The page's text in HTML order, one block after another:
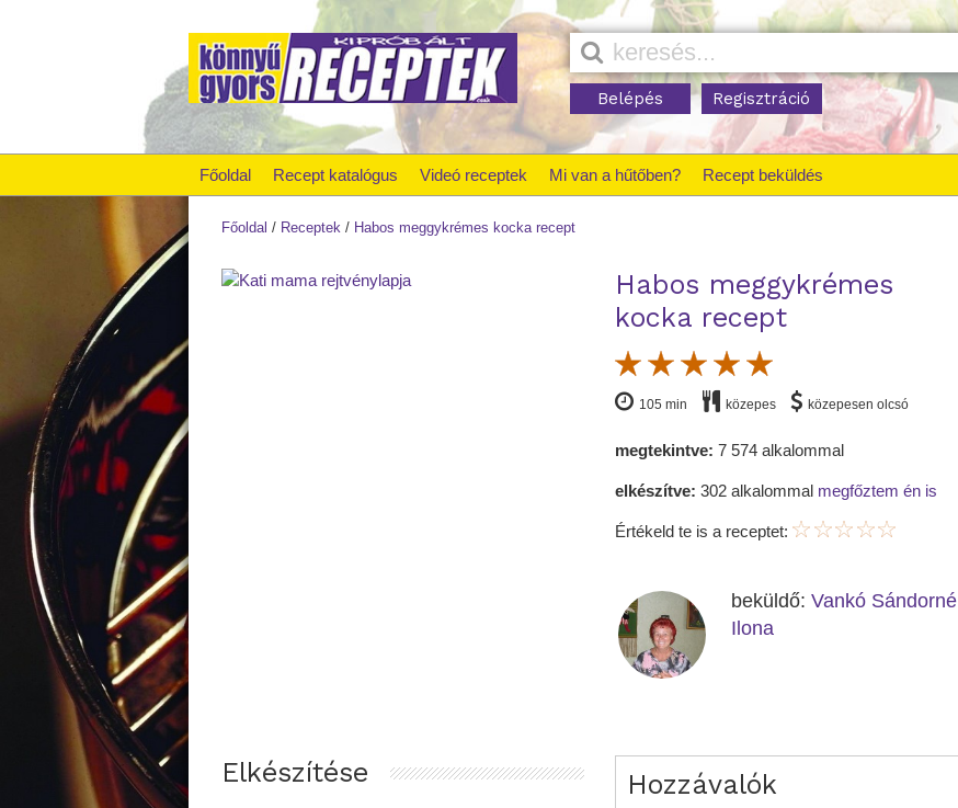
Belépés Regisztráció
Főoldal Recept katalógus Videó receptek Mi van a hűtőben? Recept beküldés
Főoldal / Receptek / Habos meggykrémes kocka recept
Habos meggykrémes
kocka recept
105 min közepes közepesen olcsó
megtekintve: 7 574 alkalommal
elkészítve: 302 alkalommal megfőztem én is
Értékeld te is a receptet:
beküldő: Vankó Sándorné
Ilona
Elkészítése Hozzávalók